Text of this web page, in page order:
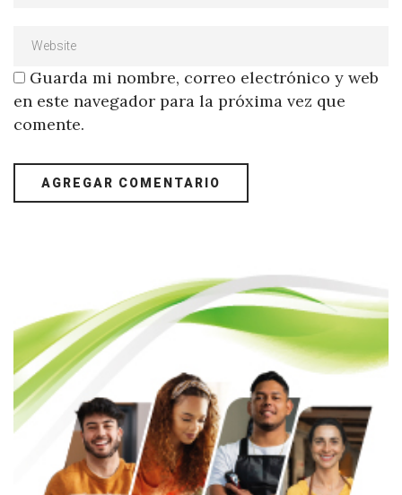
Guarda mi nombre, correo electrónico y web
en este navegador para la próxima vez que
comente.